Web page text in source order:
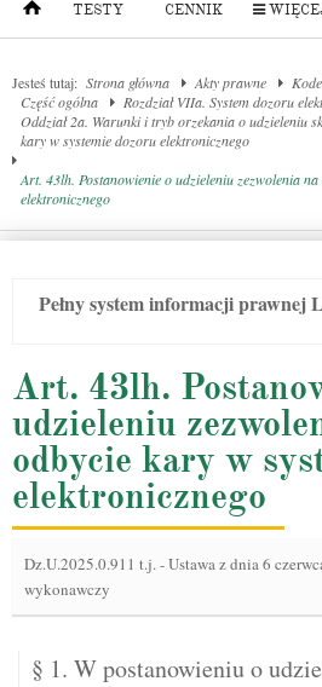
TESTY CENNIK
Jesteś tutaj: Strona główna Akty prawne
Część ogólna
Rozdział VIIa. System dozoru
Oddział 2a. Warunki i tryb orzekania o udzieleniu
kary w systemie dozoru elektronicznego
Art. 43lh. Postanowienie o udzieleniu zezwolenia
elektronicznego
Pełny system informacji prawnej
Art. 43lh.
udzieleniu
odbycie kary w
elektronicznego
Dz.U.2025.0.911 t.j.-Ustawa z dnia 6
wykonawczy
§ 1. W postanowieniu o